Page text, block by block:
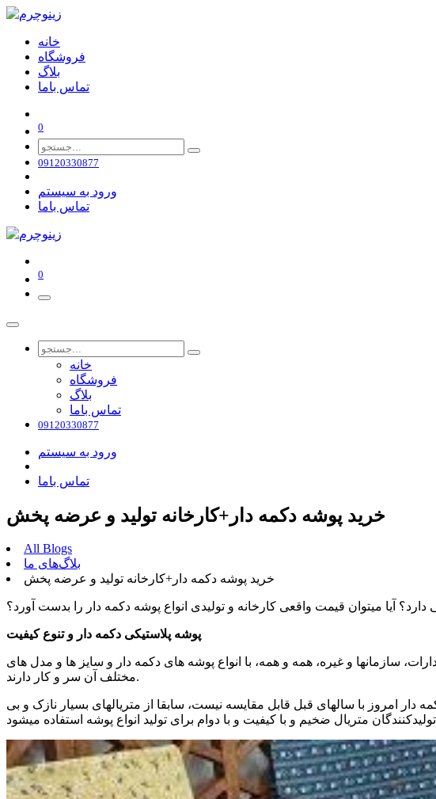
خانه
فروشگاه
بلاگ
تماس باما
0
09120330877
ورود به سیستم
تماس باما
0
خانه
فروشگاه
بلاگ
تماس باما
09120330877
ورود به سیستم
تماس باما
خرید پوشه دکمه دار+کارخانه تولید و عرضه پخش
All Blogs
بلاگ‌های ما
خرید پوشه دکمه دار+کارخانه تولید و عرضه پخش
آیا میتوان قیمت واقعی کارخانه و تولیدی انواع پوشه دکمه دار را بدست آورد؟
پوشه پلاستیکی دکمه دار و تنوع کیفیت
سازمانها و غیره، همه و همه، با انواع پوشه های دکمه دار و سایز ها و مدل های
مختلف آن سر و کار دارند.
دار امروز با سالهای قبل قابل مقایسه نیست، سابقا از متریالهای بسیار نازک و بی